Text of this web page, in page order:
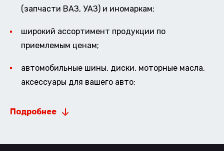
(запчасти ВАЗ, УАЗ) и иномаркам;
широкий ассортимент продукции по
приемлемым ценам;
автомобильные шины, диски, моторные масла,
аксессуары для вашего авто;
Подробнее